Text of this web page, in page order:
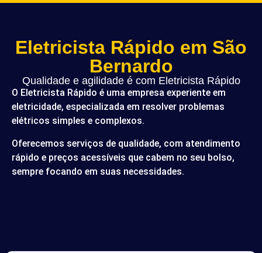
Eletricista Rápido em São
Bernardo
Qualidade e agilidade é com Eletricista Rápido
O Eletricista Rápido é uma empresa experiente em
eletricidade, especializada em resolver problemas
elétricos simples e complexos.
Oferecemos serviços de qualidade, com atendimento
rápido e preços acessíveis que cabem no seu bolso,
sempre focando em suas necessidades.